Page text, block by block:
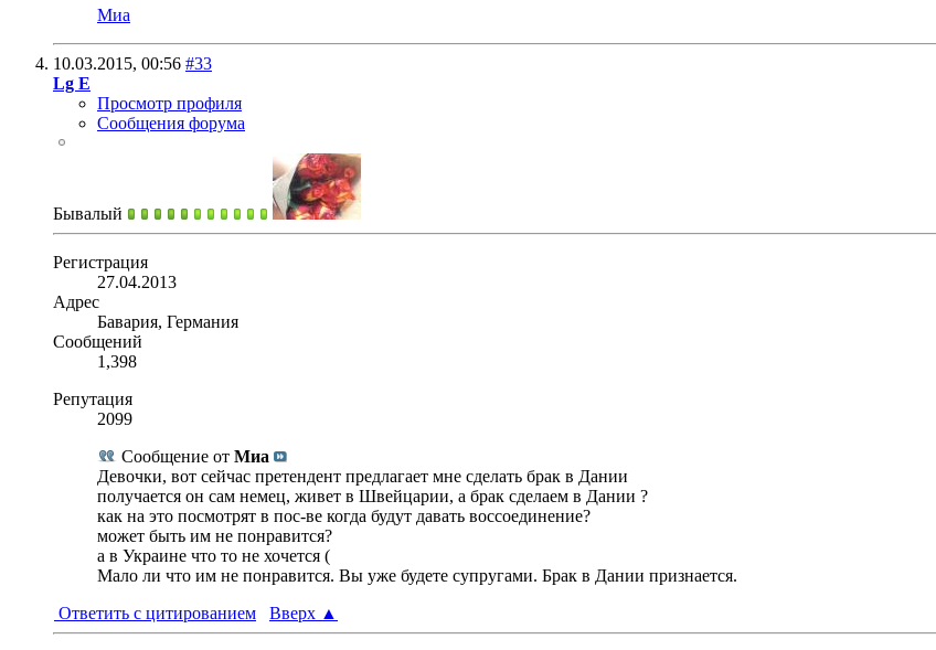
Миа
10.03.2015, 00:56 #33
Lg E
Просмотр профиля
Сообщения форума
Бывалый
Регистрация
27.04.2013
Адрес
Бавария, Германия
Сообщений
1,398
Репутация
2099
Сообщение от Миа
Девочки, вот сейчас претендент предлагает мне сделать брак в Дании
получается он сам немец, живет в Швейцарии, а брак сделаем в Дании ?
как на это посмотрят в пос-ве когда будут давать воссоединение?
может быть им не понравится?
а в Украине что то не хочется (
Мало ли что им не понравится. Вы уже будете супругами. Брак в Дании признается.
Ответить с цитированием
Вверх ▲